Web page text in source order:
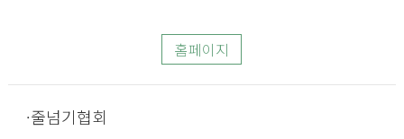
홈페이지
줄넘기협회